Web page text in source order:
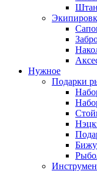
Нужное
Подарки